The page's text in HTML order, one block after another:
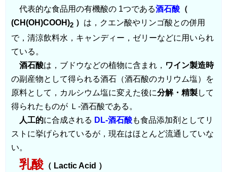
代表的な食品用の有機酸の 1つである酒石酸 （
(CH(OH)COOH)2 ） は，クエン酸やリンゴ酸との併用
で，清涼飲料水，キャンディー，ゼリーなどに用いられ
ている。
酒石酸は，ブドウなどの植物に含まれ， ワイン製造時
の副産物として得られる酒石（酒石酸のカリウム塩）を
原料として，カルシウム塩に変えた後に分解・精製して
得られたものが Ｌ-酒石酸である。
人工的に合成される DL-酒石酸も食品添加剤としてリ
ストに挙げられているが，現在はほとんど流通していな
い。
乳酸 （ Lactic Acid ）